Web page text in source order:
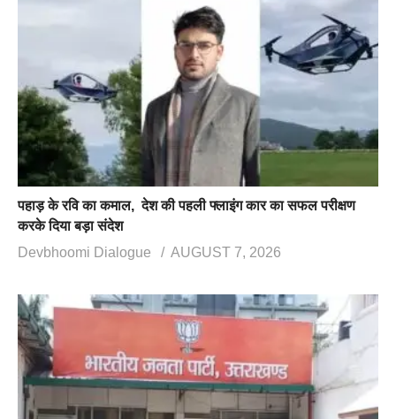
पहाड़ के रवि का कमाल, देश की पहली फ्लाइंग कार का सफल परीक्षण
करके दिया बड़ा संदेश
Devbhoomi Dialogue
AUGUST 7, 2026